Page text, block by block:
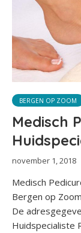
BERGEN OP ZOOM
Medisch
november 1, 2018
Medisch
Bergen op
De
Huidspecialiste